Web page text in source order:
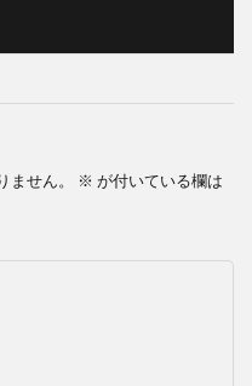
せん。 ※ が付いている欄は